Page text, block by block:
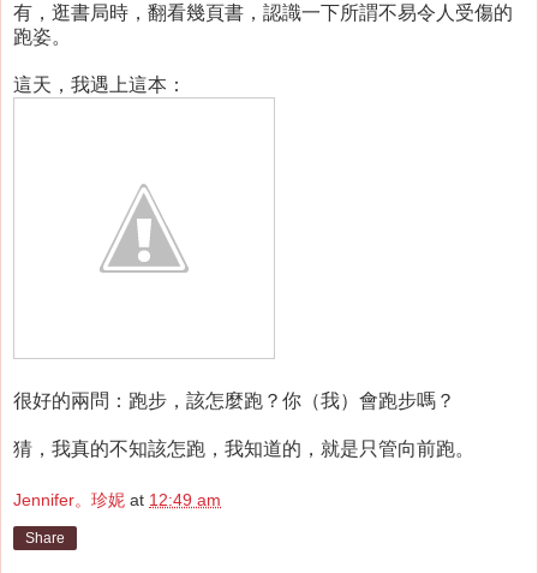
有，逛書局時，翻看幾頁書，認識一下所謂不易令人受傷的
跑姿。
這天，我遇上這本：
很好的兩問：跑步，該怎麼跑？你（我）會跑步嗎？
猜，我真的不知該怎跑，我知道的，就是只管向前跑。
Jennifer。珍妮 at 12:49 am
Share